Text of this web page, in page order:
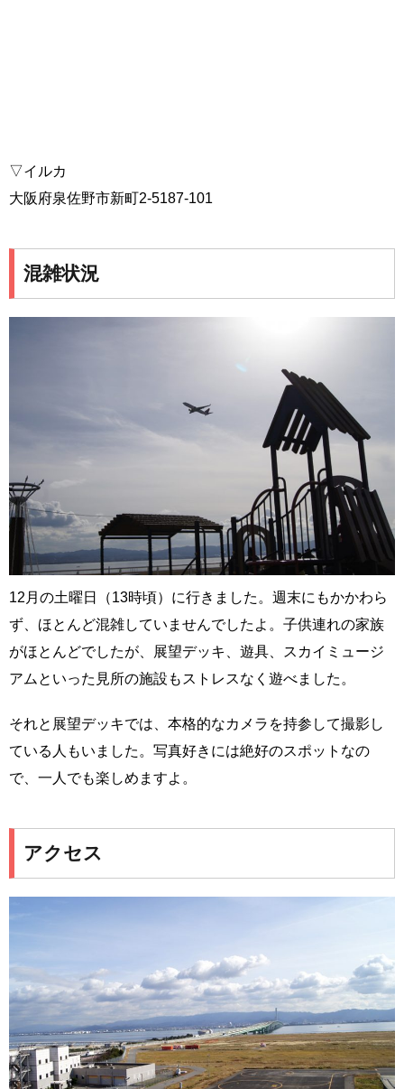
▽イルカ
大阪府泉佐野市新町2-5187-101
混雑状況
12月の土曜日（13時頃）に行きました。週末にもかかわら
ず、ほとんど混雑していませんでしたよ。子供連れの家族
がほとんどでしたが、展望デッキ、遊具、スカイミュージ
アムといった見所の施設もストレスなく遊べました。
それと展望デッキでは、本格的なカメラを持参して撮影し
ている人もいました。写真好きには絶好のスポットなの
で、一人でも楽しめますよ。
アクセス